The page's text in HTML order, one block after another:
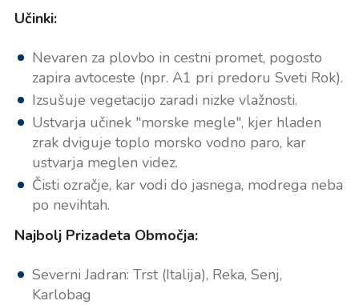
Učinki:
Nevaren za plovbo in cestni promet, pogosto
zapira avtoceste (npr. A1 pri predoru Sveti Rok).
Izsušuje vegetacijo zaradi nizke vlažnosti.
Ustvarja učinek "morske megle", kjer hladen
zrak dviguje toplo morsko vodno paro, kar
ustvarja meglen videz.
Čisti ozračje, kar vodi do jasnega, modrega neba
po nevihtah.
Najbolj Prizadeta Območja:
Severni Jadran: Trst (Italija), Reka, Senj,
Karlobag